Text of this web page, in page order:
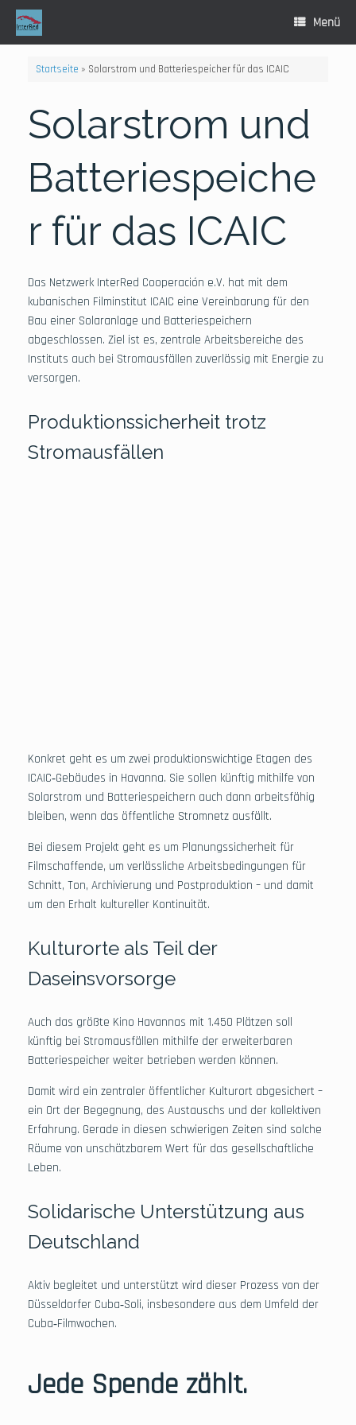
Inhalt
springen
Menü
Startseite » Solarstrom und Batteriespeicher für das ICAIC
Solarstrom und
Batteriespeiche
r für das ICAIC
Das Netzwerk InterRed Cooperación e.V. hat mit dem
kubanischen Filminstitut ICAIC eine Vereinbarung für den
Bau einer Solaranlage und Batteriespeichern
abgeschlossen. Ziel ist es, zentrale Arbeitsbereiche des
Instituts auch bei Stromausfällen zuverlässig mit Energie zu
versorgen.
Produktionssicherheit trotz
Stromausfällen
Konkret geht es um zwei produktionswichtige Etagen des
ICAIC‑Gebäudes in Havanna. Sie sollen künftig mithilfe von
Solarstrom und Batteriespeichern auch dann arbeitsfähig
bleiben, wenn das öffentliche Stromnetz ausfällt.
Bei diesem Projekt geht es um Planungssicherheit für
Filmschaffende, um verlässliche Arbeitsbedingungen für
Schnitt, Ton, Archivierung und Postproduktion – und damit
um den Erhalt kultureller Kontinuität.
Kulturorte als Teil der
Daseinsvorsorge
Auch das größte Kino Havannas mit 1.450 Plätzen soll
künftig bei Stromausfällen mithilfe der erweiterbaren
Batteriespeicher weiter betrieben werden können.
Damit wird ein zentraler öffentlicher Kulturort abgesichert –
ein Ort der Begegnung, des Austauschs und der kollektiven
Erfahrung. Gerade in diesen schwierigen Zeiten sind solche
Räume von unschätzbarem Wert für das gesellschaftliche
Leben.
Solidarische Unterstützung aus
Deutschland
Aktiv begleitet und unterstützt wird dieser Prozess von der
Düsseldorfer Cuba‑Soli, insbesondere aus dem Umfeld der
Cuba‑Filmwochen.
Jede Spende zählt.